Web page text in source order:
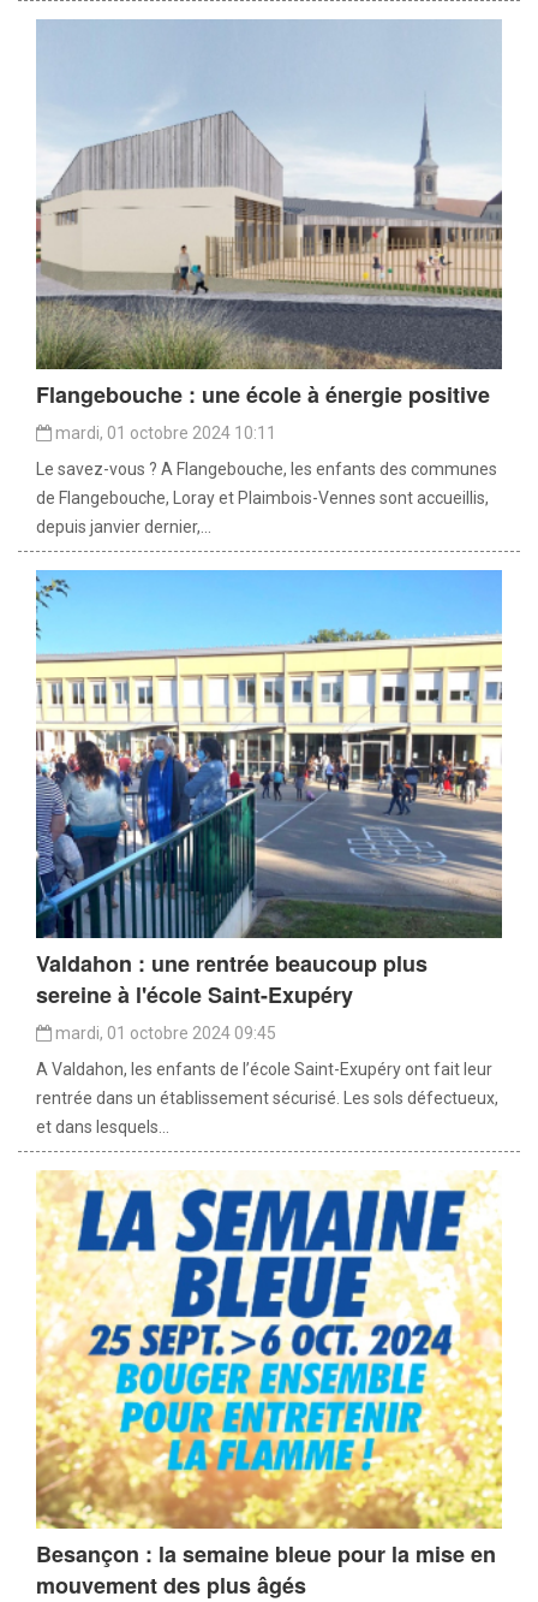
Flangebouche : une école à énergie positive
mardi, 01 octobre 2024 10:11
Le savez-vous ? A Flangebouche, les enfants des communes
de Flangebouche, Loray et Plaimbois-Vennes sont accueillis,
depuis janvier dernier,...
Valdahon : une rentrée beaucoup plus
sereine à l'école Saint-Exupéry
mardi, 01 octobre 2024 09:45
A Valdahon, les enfants de l’école Saint-Exupéry ont fait leur
rentrée dans un établissement sécurisé. Les sols défectueux,
et dans lesquels...
Besançon : la semaine bleue pour la mise en
mouvement des plus âgés